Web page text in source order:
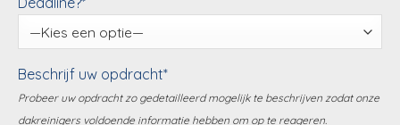
Beschrijf uw opdracht*
Probeer uw opdracht zo gedetailleerd mogelijk te beschrijven zodat onze
dakreinigers voldoende informatie hebben om op te reageren.